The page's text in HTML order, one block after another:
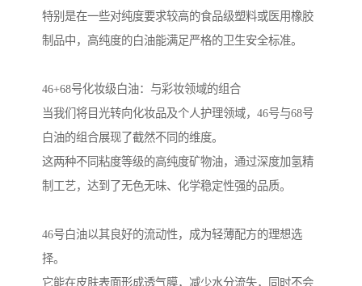
特别是在一些对纯度要求较高的食品级塑料或医用橡胶
制品中，高纯度的白油能满足严格的卫生安全标准。
46+68号化妆级白油：与彩妆领域的组合
当我们将目光转向化妆品及个人护理领域，46号与68号
白油的组合展现了截然不同的维度。
这两种不同粘度等级的高纯度矿物油，通过深度加氢精
制工艺，达到了无色无味、化学稳定性强的品质。
46号白油以其良好的流动性，成为轻薄配方的理想选
择。
它能在皮肤表面形成透气膜，减少水分流失，同时不会